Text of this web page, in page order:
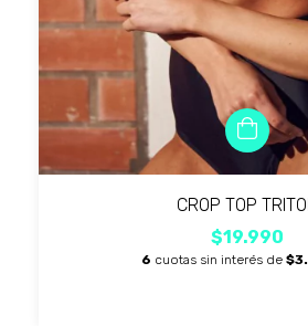
CROP TOP
$19.990
6 cuotas sin interés de